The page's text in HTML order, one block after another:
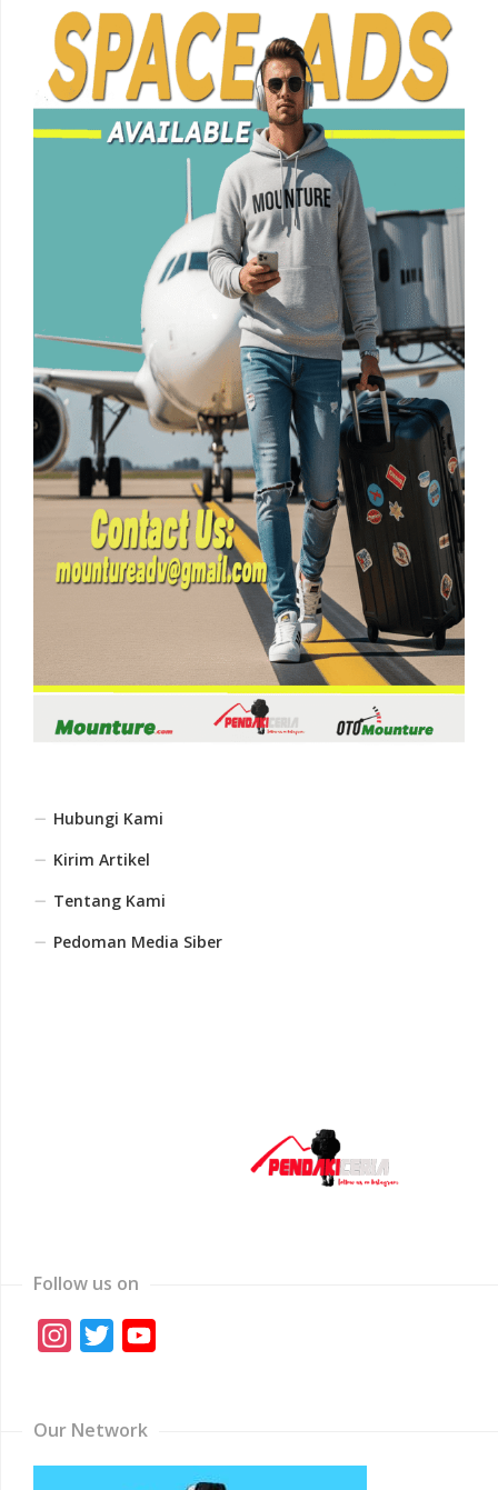
Hubungi Kami
Kirim Artikel
Tentang Kami
Pedoman Media Siber
Follow us on
Instagram
Twitter
Our Network